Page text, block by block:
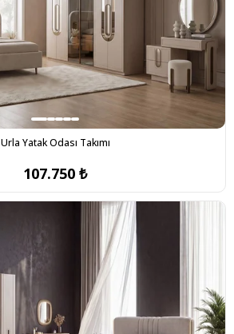
Urla Yatak Odası Takımı
107.750 ₺